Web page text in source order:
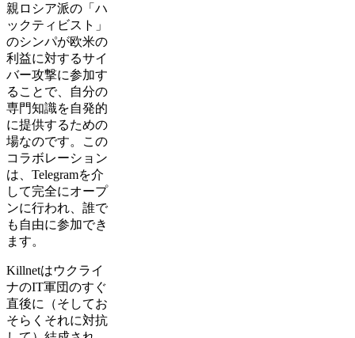
親ロシア派の「ハ
ックティビスト」
のシンパが欧米の
利益に対するサイ
バー攻撃に参加す
ることで、自分の
専門知識を自発的
に提供するための
場なのです。この
コラボレーション
は、Telegramを介
して完全にオープ
ンに行われ、誰で
も自由に参加でき
ます。
Killnetはウクライ
ナのIT軍団のすぐ
直後に（そしてお
そらくそれに対抗